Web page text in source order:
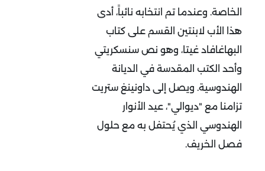
الخاصة. وعندما تم انتخابه نائباً، أدى
هذا الأب لابنتين القسم على كتاب
البهاغافاد غيتا، وهو نص سنسكريتي
وأحد الكتب المقدسة في الديانة
الهندوسية. ويصل إلى داونينغ ستريت
تزامنا مع "ديوالي"، عيد الأنوار
الهندوسي الذي يُحتفل به مع حلول
فصل الخريف.